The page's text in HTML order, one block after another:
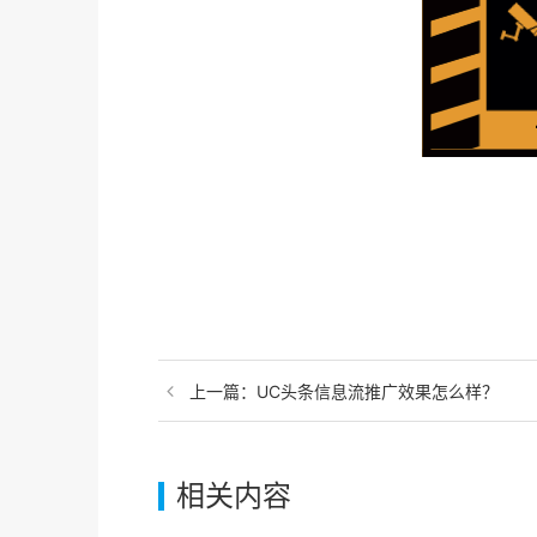
上一篇： UC头条信息流推广效果怎么样？
相关内容